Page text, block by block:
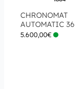
CHRONOMAT
AUTOMATIC 36
5.600,00€